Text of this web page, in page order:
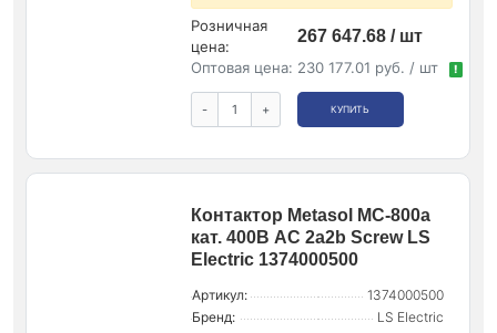
Розничная
цена:
267 647.68 / шт
Оптовая цена: 230 177.01 руб. / шт !
- + КУПИТЬ
Контактор Metasol MC-800a
кат. 400В AC 2a2b Screw LS
Electric 1374000500
Артикул:
1374000500
Бренд:
LS Electric